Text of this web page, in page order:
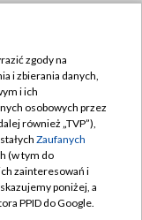
zgody na
i zbierania danych,
i ich
osobowych przez
również „TVP”),
Zaufanych
(w tym do
zainteresowań i
poniżej, a
PPID do Google.